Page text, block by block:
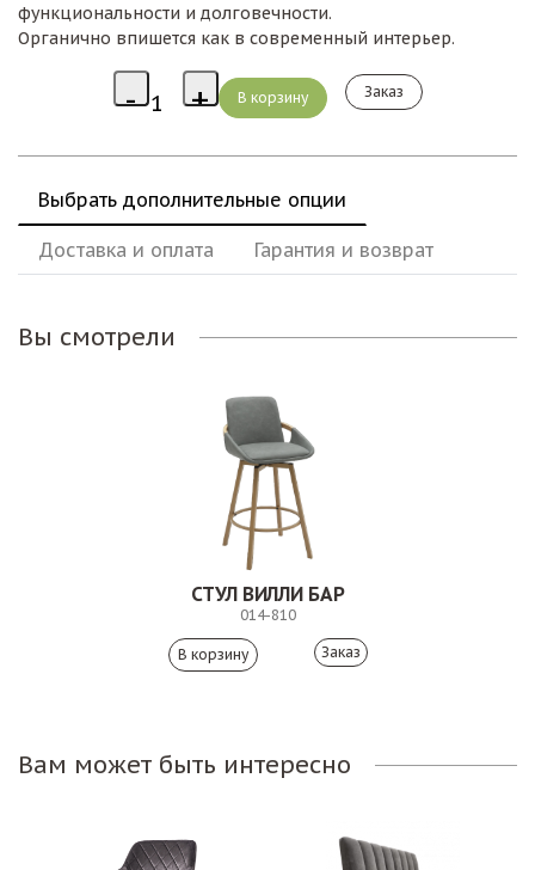
функциональности и долговечности.
Органично впишется как в современный интерьер.
Заказ
Выбрать дополнительные опции
Доставка и оплата Гарантия и возврат
Вы смотрели
СТУЛ ВИЛЛИ БАР
014-810
Заказ
Вам может быть интересно